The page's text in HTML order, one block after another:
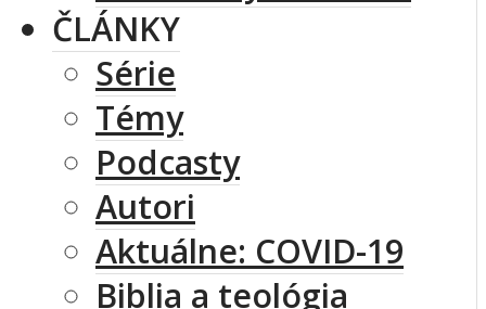
ČLÁNKY
Série
Témy
Podcasty
Autori
Aktuálne: COVID-19
Biblia a teológia